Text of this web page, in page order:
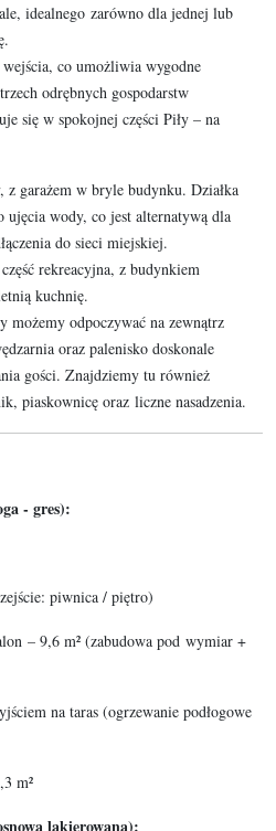
idealnego zarówno dla jednej lub
co umożliwia wygodne
odrębnych gospodarstw
się w spokojnej części Piły – na
garażem w bryle budynku. Działka
ujęcia wody, co jest alternatywą dla
do sieci miejskiej.
rekreacyjna, z budynkiem
kuchnię.
możemy odpoczywać na zewnątrz
oraz palenisko doskonale
gości. Znajdziemy tu również
piaskownicę oraz liczne nasadzenia.
- gres):
piwnica / piętro)
9,6 m² (zabudowa pod wymiar +
na taras (ogrzewanie podłogowe
m²
lakierowana):